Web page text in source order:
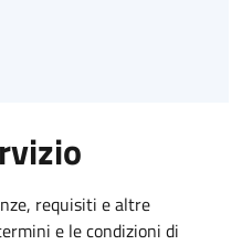
requisiti e altre
e le condizioni di